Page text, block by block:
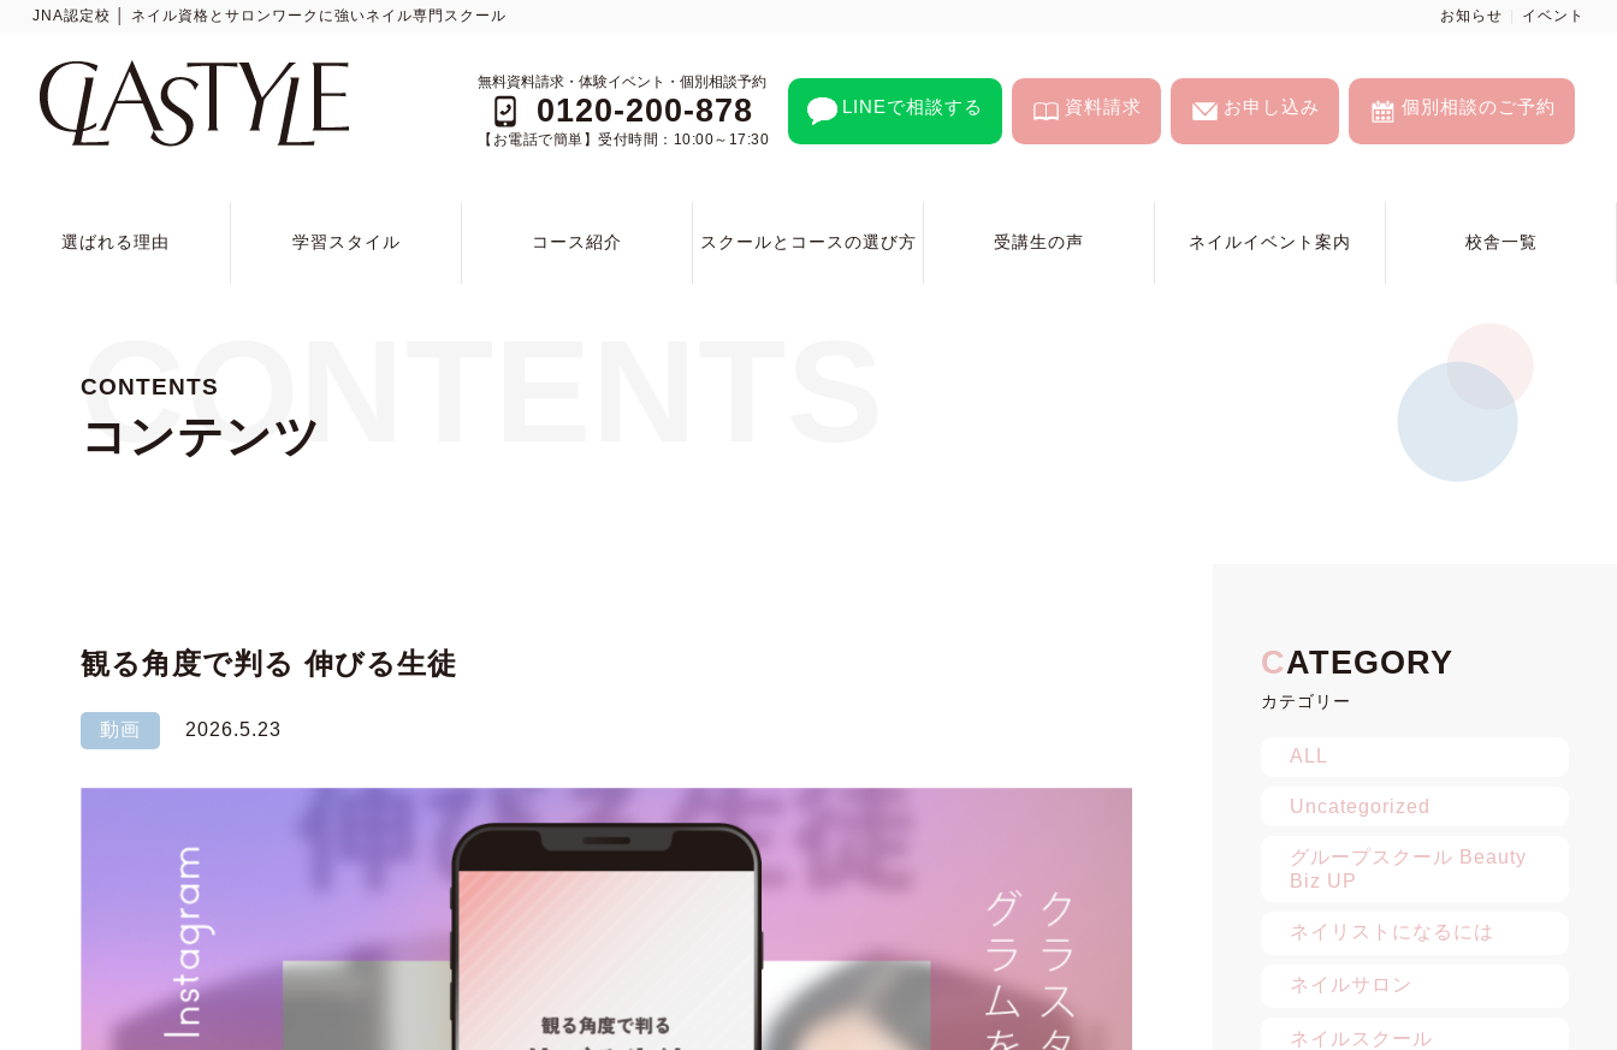
JNA認定校 │ ネイル資格とサロンワークに強いネイル専門スクール お知らせ イベント
無料資料請求・体験イベント・個別相談予約
0120-200-878
【お電話で簡単】受付時間：10:00～17:30
LINEで相談する 資料請求 お申し込み 個別相談のご予約
選ばれる理由 学習スタイル コース紹介 スクールとコースの選び方 受講生の声 ネイルイベント案内 校舎一覧
CONTENTS
コンテンツ
CONTENTS
観る角度で判る 伸びる生徒
動画 2026.5.23
カテゴリー
ALL
Uncategorized
グループスクール Beauty
Biz UP
ネイリストになるには
ネイルサロン
ネイルスクール